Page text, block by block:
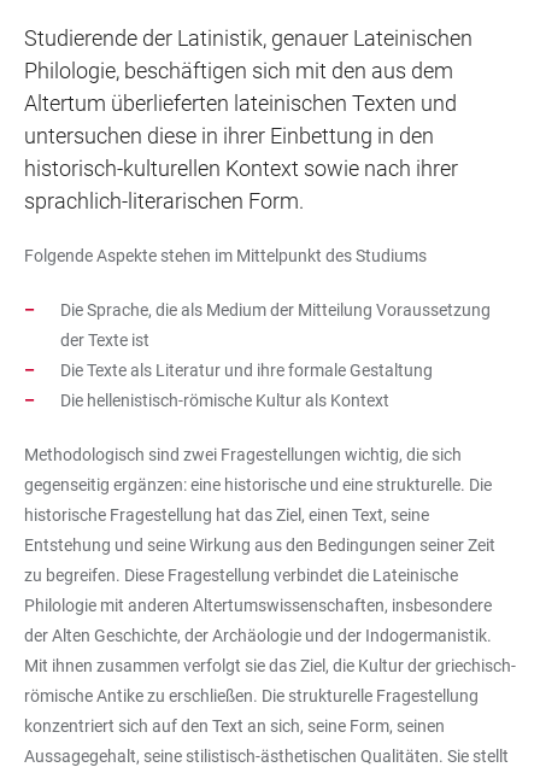
Studierende der Latinistik, genauer Lateinischen
Philologie, beschäftigen sich mit den aus dem
Altertum überlieferten lateinischen Texten und
untersuchen diese in ihrer Einbettung in den
historisch-kulturellen Kontext sowie nach ihrer
sprachlich-literarischen Form.
Folgende Aspekte stehen im Mittelpunkt des Studiums
Die Sprache, die als Medium der Mitteilung Voraussetzung
der Texte ist
Die Texte als Literatur und ihre formale Gestaltung
Die hellenistisch-römische Kultur als Kontext
Methodologisch sind zwei Fragestellungen wichtig, die sich
gegenseitig ergänzen: eine historische und eine strukturelle. Die
historische Fragestellung hat das Ziel, einen Text, seine
Entstehung und seine Wirkung aus den Bedingungen seiner Zeit
zu begreifen. Diese Fragestellung verbindet die Lateinische
Philologie mit anderen Altertumswissenschaften, insbesondere
der Alten Geschichte, der Archäologie und der Indogermanistik.
Mit ihnen zusammen verfolgt sie das Ziel, die Kultur der griechisch-
römische Antike zu erschließen. Die strukturelle Fragestellung
konzentriert sich auf den Text an sich, seine Form, seinen
Aussagegehalt, seine stilistisch-ästhetischen Qualitäten. Sie stellt